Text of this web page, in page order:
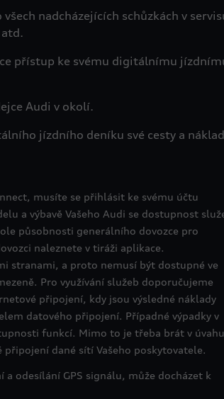
nadcházejících schůzkách v
přístup ke svému digitálnímu
Audi v okolí.
jízdního deníku své cesty a
musíte se přihlásit ke svému účtu
a výbavě Vašeho Audi se dostupnost
působnosti generálního dovozce pro
naleznete v tiráži aplikace.
stranami, a proto nemusí být dostupné ve
Pro využívání služeb doporučujeme
připojení, kdy jsou výsledné náklady
datového připojení. Případné výpadky v
funkcí. Mimo to je třeba brát v úvahu
dané sítí Vašeho poskytovatele.
odesílání GPS signálu, může docházet k